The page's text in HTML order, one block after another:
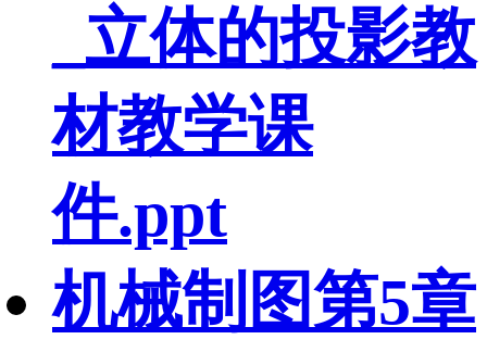
_立体的投影教
材教学课
件.ppt
机械制图第5章